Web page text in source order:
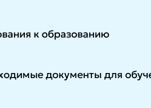
к образованию
документы для